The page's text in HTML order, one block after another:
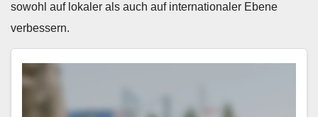
sowohl auf lokaler als auch auf internationaler Ebene
verbessern.